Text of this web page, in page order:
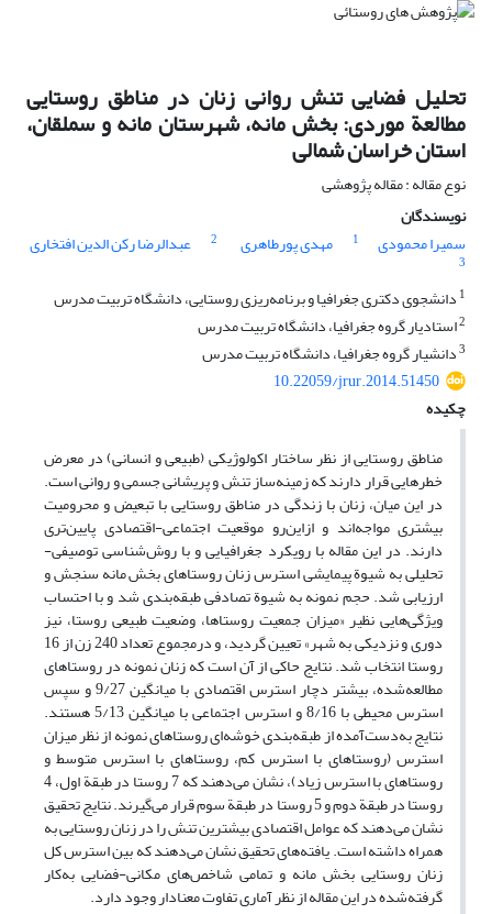
تحلیل فضایی تنش روانی زنان در مناطق روستایی
مطالعة موردی: بخش مانه، شهرستان مانه و سملقان،
استان خراسان شمالی
نوع مقاله : مقاله پژوهشی
نویسندگان
سمیرا محمودی
1 مهدی پورطاهری 2 عبدالرضا رکن الدین افتخاری
3
1 دانشجوی دکتری جغرافیا و برنامه‌ریزی روستایی، دانشگاه تربیت مدرس
2استادیار گروه جغرافیا، دانشگاه تربیت مدرس
3دانشیار گروه جغرافیا، دانشگاه تربیت مدرس
10.22059/jrur.2014.51450
چکیده
مناطق روستایی از نظر ساختار اکولوژیکی (طبیعی و انسانی) در معرض
خطرهایی قرار دارند که زمینه‌‎ساز تنش و پریشانی جسمی و روانی است.
در این میان، زنان با زندگی در مناطق روستایی با تبعیض و محرومیت
بیشتری مواجه‌اند و ازاین‌رو موقعیت اجتماعی-اقتصادی پایین‌‌تری
دارند. در این مقاله با رویکرد جغرافیایی و با روش‌‌شناسی توصیفی-
تحلیلی به شیوة پیمایشی استرس زنان روستاهای بخش مانه سنجش و
ارزیابی شد. حجم نمونه به شیوة تصادفی طبقه‌‌بندی شد و با احتساب
ویژگی‌‌هایی نظیر «میزان جمعیت روستاها، وضعیت طبیعی روستا، نیز
دوری و نزدیکی به شهر» تعیین گردید، و درمجموع تعداد 240 زن از 16
روستا انتخاب شد. نتایج حاکی از آن است که زنان نمونه در روستاهای
مطالعه‌شده، بیشتر دچار استرس اقتصادی با میانگین 9/27 و سپس
استرس محیطی با 8/16 و استرس اجتماعی با میانگین 5/13 هستند.
نتایج به‌دست‌‎آمده از طبقه‌بندی خوشه‌ای روستاهای نمونه از نظر میزان
استرس (روستاهای با استرس کم، روستاهای با استرس متوسط و
روستاهای با استرس زیاد)، نشان می‌دهند که 7 روستا در طبقة اول، 4
روستا در طبقة دوم و 5 روستا در طبقة سوم قرار می‌گیرند. نتایج تحقیق
نشان می‌دهند که عوامل اقتصادی بیشترین تنش را در زنان روستایی به
همراه داشته است. یافته‌های تحقیق نشان می‌دهند که بین استرس کل
زنان روستایی بخش مانه و تمامی شاخص‌های مکانی-فضایی به‌کار
گرفته‌شده در این مقاله از نظر آماری تفاوت معنادار وجود دارد.